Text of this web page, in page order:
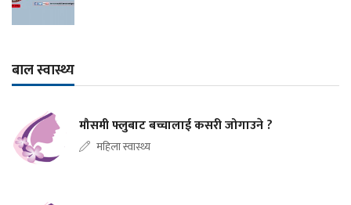
बाल स्वास्थ्य
मौसमी फ्लुबाट बच्चालाई कसरी जोगाउने ?
महिला स्वास्थ्य